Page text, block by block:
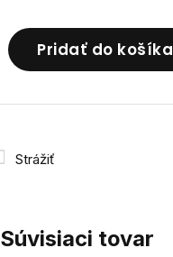
Pridať do košíka
Strážiť
Súvisiaci tovar